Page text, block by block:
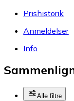
Prishistorik
Anmeldelser
Info
Alle filtre